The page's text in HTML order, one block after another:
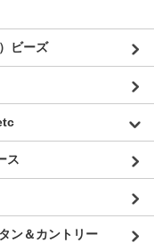
ビーズ
ス
ン＆カントリー